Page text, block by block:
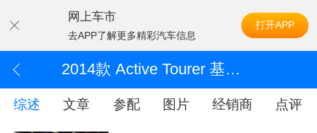
网上车市
去APP了解更多精彩汽车信息
打开APP
2014款 Active Tourer 基本型
综述 文章 参配 图片 经销商 点评